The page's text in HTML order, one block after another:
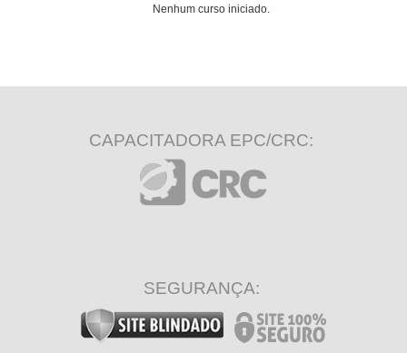
Nenhum curso iniciado.
CAPACITADORA EPC/CRC:
SEGURANÇA: